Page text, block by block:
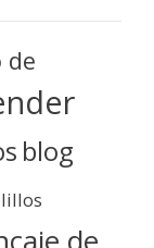
de
blog
de